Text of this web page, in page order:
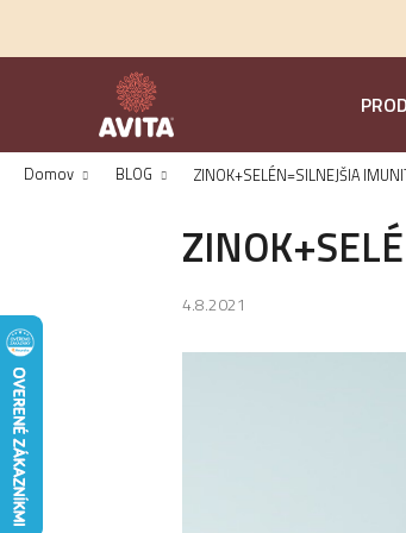
obsah
Domov BLOG ZINOK+SELÉN=SILNEJŠIA
4.8.2021
Späť
obchodu